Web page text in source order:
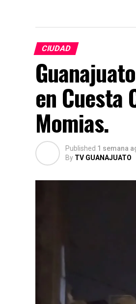
CIUDAD
en Cuesta
Momias.
Published 1 semana
By TV GUANAJUATO